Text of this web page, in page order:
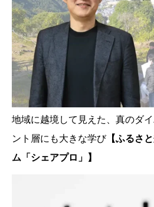
地域に越境して見えた、真のダ
ント層にも大きな学び【ふるさ
ム「シェアプロ」】